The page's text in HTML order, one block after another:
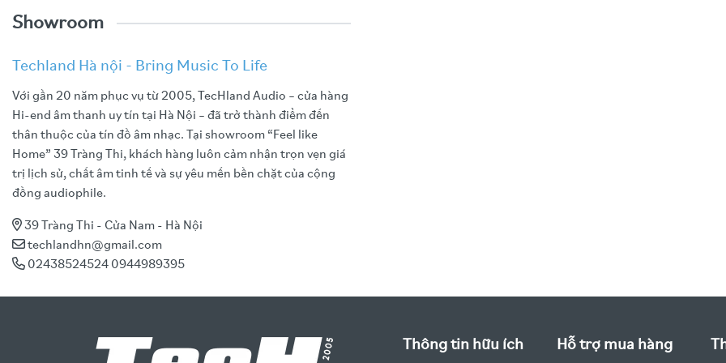
Showroom
Techland Hà nội - Bring Music To Life
Với gần 20 năm phục vụ từ 2005, TecHland Audio – cửa hàng
Hi-end âm thanh uy tín tại Hà Nội – đã trở thành điểm đến
thân thuộc của tín đồ âm nhạc. Tại showroom “Feel like
Home” 39 Tràng Thi, khách hàng luôn cảm nhận trọn vẹn giá
trị lịch sử, chất âm tinh tế và sự yêu mến bền chặt của cộng
đồng audiophile.
39 Tràng Thi - Cửa Nam - Hà Nội
techlandhn@gmail.com
02438524524 0944989395
Thông tin hữu ích Hỗ trợ mua hàng